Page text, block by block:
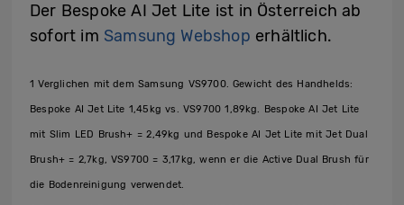
Der Bespoke AI Jet Lite ist in Österreich ab
sofort im Samsung Webshop erhältlich.
1 Verglichen mit dem Samsung VS9700. Gewicht des Handhelds:
Bespoke AI Jet Lite 1,45kg vs. VS9700 1,89kg. Bespoke AI Jet Lite
mit Slim LED Brush+ = 2,49kg und Bespoke AI Jet Lite mit Jet Dual
Brush+ = 2,7kg, VS9700 = 3,17kg, wenn er die Active Dual Brush für
die Bodenreinigung verwendet.